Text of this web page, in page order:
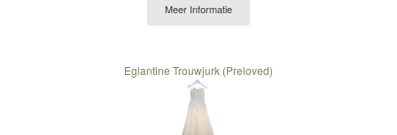
Meer Informatie
Eglantine Trouwjurk (Preloved)